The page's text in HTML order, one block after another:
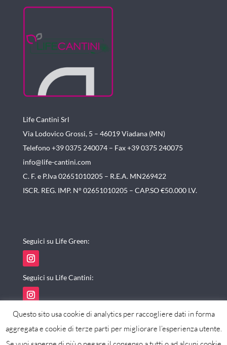
Life Cantini Srl
Via Lodovico Grossi, 5 – 46019Viadana (MN)
Telefono +39 0375 240074 – Fax +39 0375 240075
info@life-cantini.com
C. F. e P.Iva 02651010205 – R.E.A. MN269422
ISCR. REG. IMP. N° 02651010205 – CAP.SO €50.000 I.V.
Seguici su Life Green:
Seguici su Life Cantini:
Questo sito usa cookie di analytics per raccogliere dati in forma
aggregata e cookie di terze parti per migliorare l’esperienza utente.